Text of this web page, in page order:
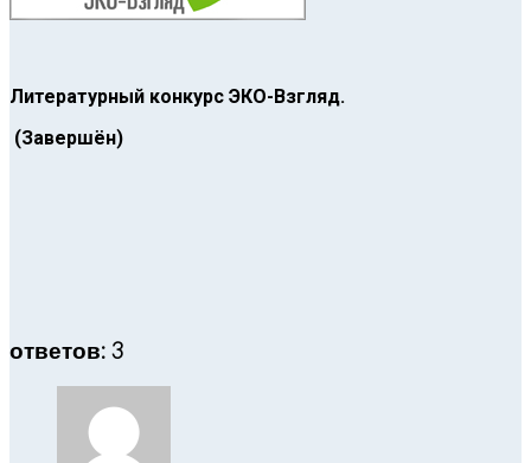
Литературный конкурс ЭКО-Взгляд.
(Завершён)
ответов: 3